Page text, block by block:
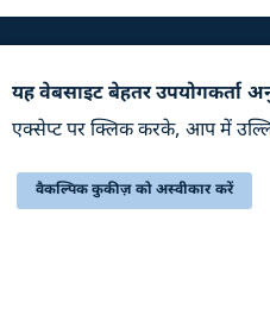
यह वेबसाइट बेहतर उपयोगकर्ता
एक्सेप्ट पर क्लिक करके, आप में
वैकल्पिक कुकीज़ को अस्वीकार करें
अभिलेखागार
वेबसाइट की नीतियाँ
सहायता